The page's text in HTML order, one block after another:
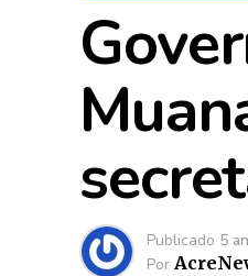
Publicado 5
Por